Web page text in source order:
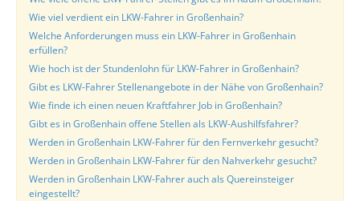
Wie viel verdient ein LKW-Fahrer in Großenhain?
Welche Anforderungen muss ein LKW-Fahrer in Großenhain
erfüllen?
Wie hoch ist der Stundenlohn für LKW-Fahrer in Großenhain?
Gibt es LKW-Fahrer Stellenangebote in der Nähe von Großenhain?
Wie finde ich einen neuen Kraftfahrer Job in Großenhain?
Gibt es in Großenhain offene Stellen als LKW-Aushilfsfahrer?
Werden in Großenhain LKW-Fahrer für den Fernverkehr gesucht?
Werden in Großenhain LKW-Fahrer für den Nahverkehr gesucht?
Werden in Großenhain LKW-Fahrer auch als Quereinsteiger
eingestellt?